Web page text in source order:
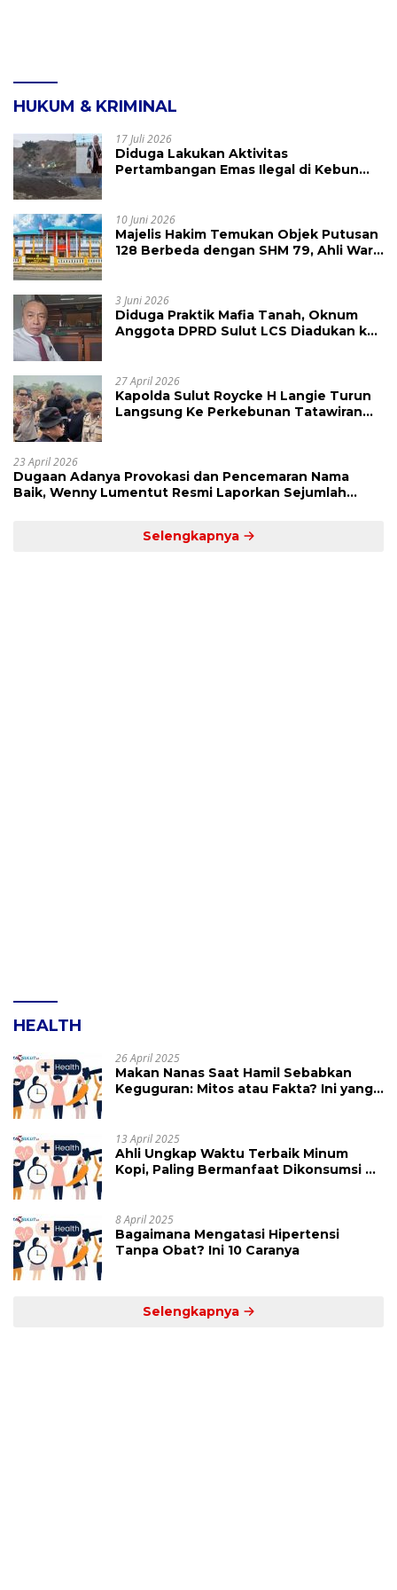
HUKUM & KRIMINAL
17 Juli 2026
Diduga Lakukan Aktivitas
Pertambangan Emas Ilegal di Kebun
10 Juni 2026
Majelis Hakim Temukan Objek Putusan
128 Berbeda dengan SHM 79, Ahli Waris
3 Juni 2026
Diduga Praktik Mafia Tanah, Oknum
Anggota DPRD Sulut LCS Diadukan ke
27 April 2026
Kapolda Sulut Roycke H Langie Turun
Langsung Ke Perkebunan Tatawiran
23 April 2026
Dugaan Adanya Provokasi dan Pencemaran Nama
Baik, Wenny Lumentut Resmi Laporkan Sejumlah
Selengkapnya
HEALTH
26 April 2025
Makan Nanas Saat Hamil Sebabkan
Keguguran: Mitos atau Fakta? Ini yang
13 April 2025
Ahli Ungkap Waktu Terbaik Minum
Kopi, Paling Bermanfaat Dikonsumsi di
8 April 2025
Bagaimana Mengatasi Hipertensi
Tanpa Obat? Ini 10 Caranya
Selengkapnya